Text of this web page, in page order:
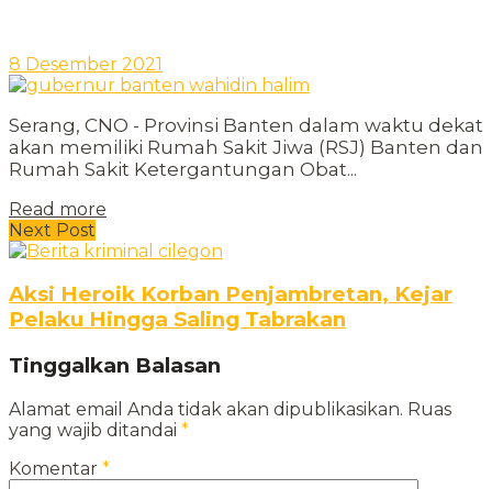
8 Desember 2021
Serang, CNO - Provinsi Banten dalam waktu dekat
akan memiliki Rumah Sakit Jiwa (RSJ) Banten dan
Rumah Sakit Ketergantungan Obat...
Read more
Next Post
Aksi Heroik Korban Penjambretan, Kejar
Pelaku Hingga Saling Tabrakan
Tinggalkan Balasan
Alamat email Anda tidak akan dipublikasikan. Ruas
yang wajib ditandai *
Komentar *